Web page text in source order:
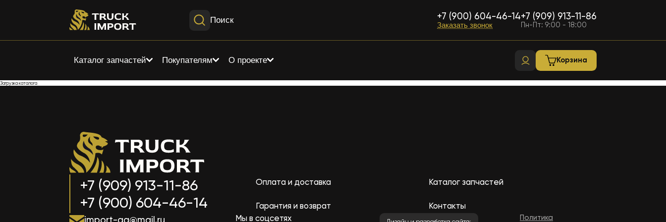
Поиск +7 (900) 604-46-14
Заказать звонок
+7 (909) 913-11-86
Пн-Пт: 9:00 - 18:00
Каталог запчастей Покупателям О проекте Корзина
Загрузка каталога
+7 (909) 913-11-86
+7 (900) 604-46-14
Оплата и доставка
Гарантия и возврат
Каталог запчастей
Контакты
Мы в соцсетях
Политика